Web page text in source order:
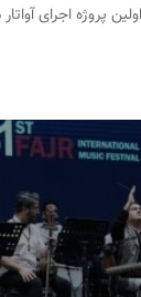
پروژه اجرای